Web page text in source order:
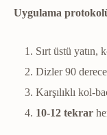
Uygulama
Sırt üstü yatın,
Dizler 90
Karşılıklı kol-
10-12 tekrar